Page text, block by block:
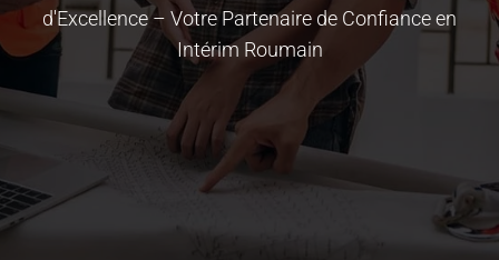
d'Excellence – Votre Partenaire de Confiance en
Intérim Roumain